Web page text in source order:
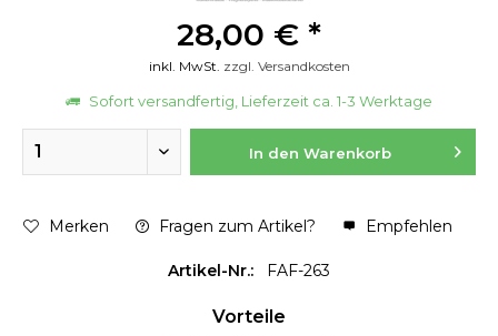
28,00 € *
inkl. MwSt. zzgl. Versandkosten
Sofort versandfertig, Lieferzeit ca. 1-3 Werktage
In den Warenkorb
Merken Fragen zum Artikel? Empfehlen
Artikel-Nr.: FAF-263
Vorteile